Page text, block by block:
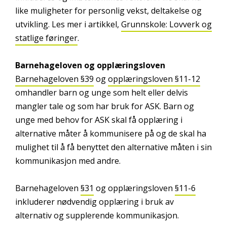
like muligheter for personlig vekst, deltakelse og
utvikling. Les mer i artikkel, Grunnskole: Lovverk og
statlige føringer.
Barnehageloven og opplæringsloven
Barnehageloven §39 ogopplæringsloven §11-12
omhandler barn og unge som helt eller delvis
mangler tale og som har bruk for ASK. Barn og
unge med behov for ASK skal få opplæring i
alternative måter å kommunisere på og de skal ha
mulighet til å få benyttet den alternative måten i sin
kommunikasjon med andre.
Barnehageloven §31 og opplæringsloven §11-6
inkluderer nødvendig opplæring i bruk av
alternativ og supplerende kommunikasjon.